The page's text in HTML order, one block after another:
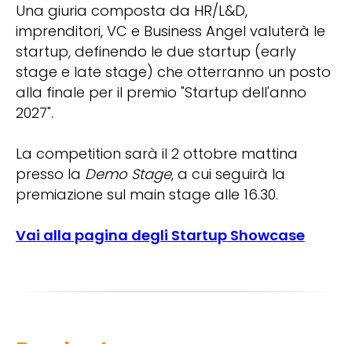
Una giuria composta da HR/L&D,
imprenditori, VC e Business Angel valuterà le
startup, definendo le due startup (early
stage e late stage) che otterranno un posto
alla finale per il premio "Startup dell'anno
2027".
La competition sarà il 2 ottobre mattina
presso la Demo Stage, a cui seguirà la
premiazione sul main stage alle 16.30.
Vai alla pagina degli Startup Showcase